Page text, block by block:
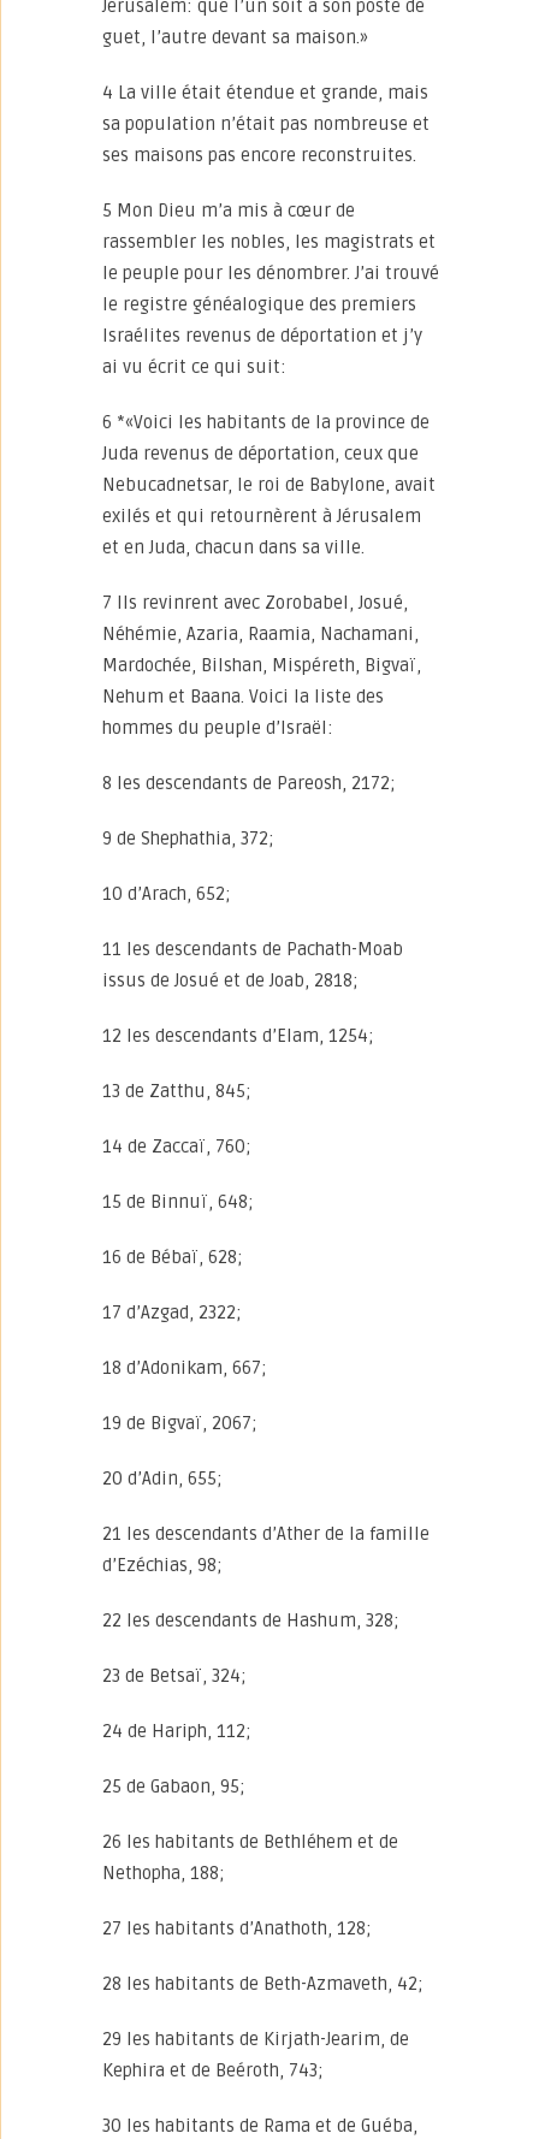
Jérusalem: que l’un soit à son poste de
guet, l’autre devant sa maison.»
4 La ville était étendue et grande, mais
sa population n’était pas nombreuse et
ses maisons pas encore reconstruites.
5 Mon Dieu m’a mis à cœur de
rassembler les nobles, les magistrats et
le peuple pour les dénombrer. J’ai trouvé
le registre généalogique des premiers
Israélites revenus de déportation et j’y
ai vu écrit ce qui suit:
6 *«Voici les habitants de la province de
Juda revenus de déportation, ceux que
Nebucadnetsar, le roi de Babylone, avait
exilés et qui retournèrent à Jérusalem
et en Juda, chacun dans sa ville.
7 Ils revinrent avec Zorobabel, Josué,
Néhémie, Azaria, Raamia, Nachamani,
Mardochée, Bilshan, Mispéreth, Bigvaï,
Nehum et Baana. Voici la liste des
hommes du peuple d’Israël:
8 les descendants de Pareosh, 2172;
9 de Shephathia, 372;
10 d’Arach, 652;
11 les descendants de Pachath-Moab
issus de Josué et de Joab, 2818;
12 les descendants d’Elam, 1254;
13 de Zatthu, 845;
14 de Zaccaï, 760;
15 de Binnuï, 648;
16 de Bébaï, 628;
17 d’Azgad, 2322;
18 d’Adonikam, 667;
19 de Bigvaï, 2067;
20 d’Adin, 655;
21 les descendants d’Ather de la famille
d’Ezéchias, 98;
22 les descendants de Hashum, 328;
23 de Betsaï, 324;
24 de Hariph, 112;
25 de Gabaon, 95;
26 les habitants de Bethléhem et de
Nethopha, 188;
27 les habitants d’Anathoth, 128;
28 les habitants de Beth-Azmaveth, 42;
29 les habitants de Kirjath-Jearim, de
Kephira et de Beéroth, 743;
30 les habitants de Rama et de Guéba,